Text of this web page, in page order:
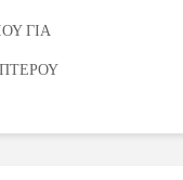
ΓΙΑ